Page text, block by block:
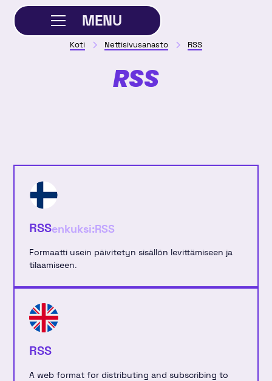
MENU
SULJE
Koti Nettisivusanasto RSS
RSS
RSSenkuksi:RSS
Formaatti usein päivitetyn sisällön levittämiseen ja
tilaamiseen.
RSS
A web format for distributing and subscribing to